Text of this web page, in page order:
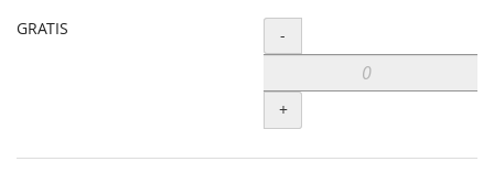
GRATIS Menge
-
+